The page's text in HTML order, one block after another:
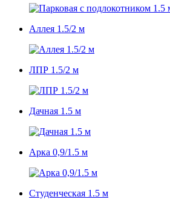
Аллея 1.5/2 м
ЛПР 1.5/2 м
Дачная 1.5 м
Арка 0,9/1.5 м
Студенческая 1.5 м